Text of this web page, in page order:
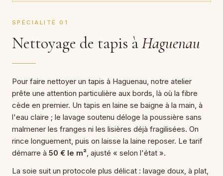
SPÉCIALITÉ 01
Nettoyage de tapis àHaguenau
Pour faire nettoyer un tapis à Haguenau, notre atelier
prête une attention particulière aux bords, là où la fibre
cède en premier. Un tapis en laine se baigne à la main, à
l'eau claire ; le lavage soutenu déloge la poussière sans
malmener les franges ni les lisières déjà fragilisées. On
rince longuement, puis on laisse la laine reposer. Le tarif
démarre à 50 € le m² , ajusté « selon l'état ».
La soie suit un protocole plus délicat : lavage doux, à plat,